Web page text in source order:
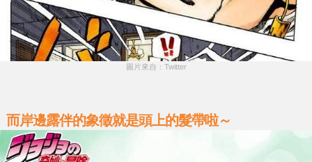
圖片來自：Twitter
而岸邊露伴的象徵就是頭上的髮帶啦～